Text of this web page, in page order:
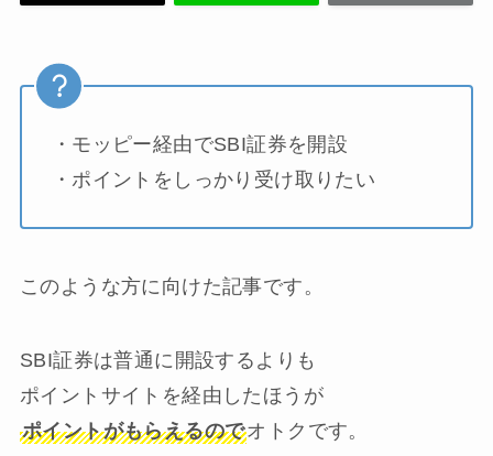
・モッピー経由でSBI証券を開設
・ポイントをしっかり受け取りたい
このような方に向けた記事です。
SBI証券は普通に開設するよりも
ポイントサイトを経由したほうが
ポイントがもらえるのでオトクです。